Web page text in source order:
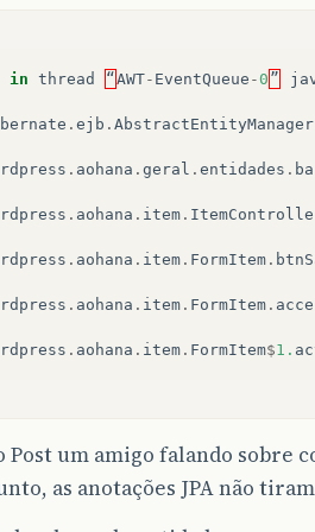
in thread “ AWT- EventQueue -0 ”
. ejb .
. aohana . geral . entidades .
. aohana . item .
. aohana . item . FormItem .
. aohana . item . FormItem .
. aohana . item . FormItem$1.
um amigo falando sobre
as anotações JPA não